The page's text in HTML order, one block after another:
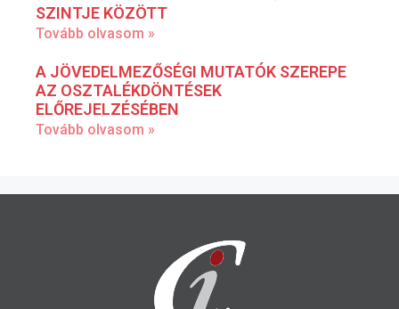
SZINTJE KÖZÖTT
Tovább olvasom »
A JÖVEDELMEZŐSÉGI MUTATÓK SZEREPE
AZ OSZTALÉKDÖNTÉSEK
ELŐREJELZÉSÉBEN
Tovább olvasom »